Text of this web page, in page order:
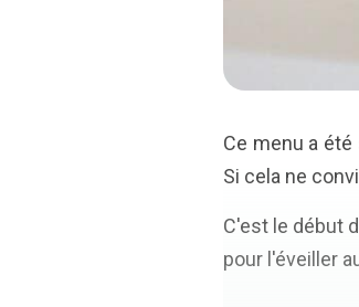
Ce menu a
Si cela ne
C'est le début
pour l'éveiller